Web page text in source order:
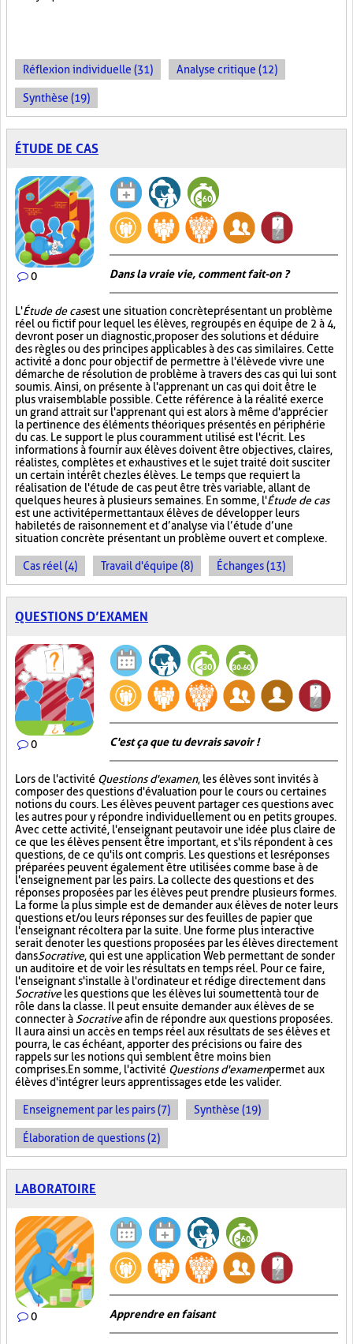
Réflexion individuelle (31) Analyse critique (12)
Synthèse (19)
ÉTUDE DE CAS
0 Dans la vraie vie, comment fait-on ?
L'Étude de casest une situation concrète présentant un problème
réel ou fictif pour lequel les élèves, regroupés en équipe de 2 à 4,
devront poser un diagnostic, proposer des solutions et déduire
des règles ou des principes applicables à des cas similaires. Cette
activité a donc pour objectif de permettre à l'élève de vivre une
démarche de résolution de problème à travers des cas qui lui sont
soumis. Ainsi, on présente à l'apprenant un cas qui doit être le
plus vraisemblable possible. Cette référence à la réalité exerce
un grand attrait sur l'apprenant qui est alors à même d'apprécier
la pertinence des éléments théoriques présentés en périphérie
du cas. Le support le plus couramment utilisé est l'écrit. Les
informations à fournir aux élèves doivent être objectives, claires,
réalistes, complètes et exhaustives et le sujet traité doit susciter
un certain intérêt chez les élèves. Le temps que requiert la
réalisation de l'étude de cas peut être très variable, allant de
quelques heures à plusieurs semaines. En somme, l'Étude de cas
est une activité permettant aux élèves de développer leurs
habiletés de raisonnement et d’analyse via l’étude d’une
situation concrète présentant un problème ouvert et complexe.
Cas réel (4) Travail d'équipe (8) Échanges (13)
QUESTIONS D’EXAMEN
0 C'est ça que tu devrais savoir !
Lors de l'activité Questions d'examen, les élèves sont invités à
composer des questions d'évaluation pour le cours ou certaines
notions du cours. Les élèves peuvent partager ces questions avec
les autres pour y répondre individuellement ou en petits groupes.
Avec cette activité, l'enseignant peut avoir une idée plus claire de
ce que les élèves pensent être important, et s'ils répondent à ces
questions, de ce qu'ils ont compris. Les questions et les réponses
préparées peuvent également être utilisées comme base à de
l'enseignement par les pairs. La collecte des questions et des
réponses proposées par les élèves peut prendre plusieurs formes.
La forme la plus simple est de demander aux élèves de noter leurs
questions et/ou leurs réponses sur des feuilles de papier que
l'enseignant récoltera par la suite. Une forme plus interactive
serait de noter les questions proposées par les élèves directement
dansSocrative, qui est une application Web permettant de sonder
un auditoire et de voir les résultats en temps réel. Pour ce faire,
l'enseignant s'installe à l'ordinateur et rédige directement dans
Socrativeles questions que les élèves lui soumettent à tour de
rôle dans la classe. Il peut ensuite demander aux élèves de se
connecter à Socrativeafin de répondre aux questions proposées.
Il aura ainsi un accès en temps réel aux résultats de ses élèves et
pourra, le cas échéant, apporter des précisions ou faire des
rappels sur les notions qui semblent être moins bien
comprises. En somme, l'activité Questions d'examenpermet aux
élèves d'intégrer leurs apprentissages et de les valider.
Enseignement par les pairs (7) Synthèse (19)
Élaboration de questions (2)
LABORATOIRE
0 Apprendre en faisant